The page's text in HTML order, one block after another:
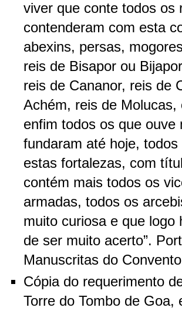
viver que conte todos os
contenderam com esta
abexins, persas,
reis de Bisapor ou
reis de Cananor, reis de
Achém, reis de
enfim todos os que
fundaram até hoje,
estas fortalezas, com
contém mais todos os
armadas, todos os
muito curiosa e que logo
de ser muito acerto”.
Manuscritas do
Cópia do requerimento
Torre do Tombo de